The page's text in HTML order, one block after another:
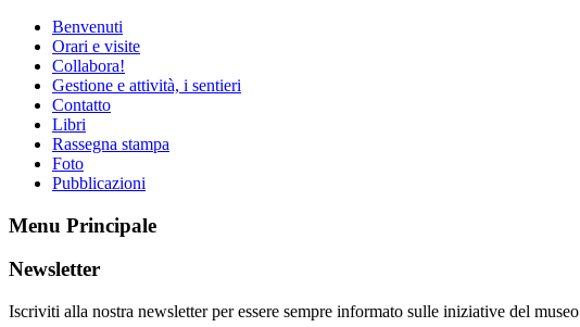
Benvenuti
Orari e visite
Collabora!
Gestione e attività, i sentieri
Contatto
Libri
Rassegna stampa
Foto
Pubblicazioni
Menu Principale
Newsletter
Iscriviti alla nostra newsletter per essere sempre informato sulle iniziative del museo